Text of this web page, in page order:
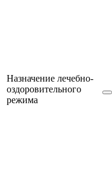
Назначение лечебно-
оздоровительного
режима